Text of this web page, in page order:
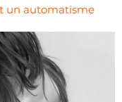
un automatisme